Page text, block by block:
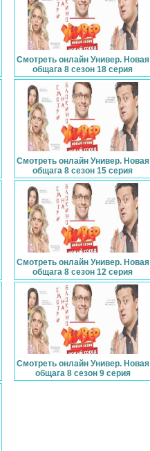
Смотреть онлайн Универ. Новая
общага 8 сезон 18 серия
Смотреть онлайн Универ. Новая
общага 8 сезон 15 серия
Смотреть онлайн Универ. Новая
общага 8 сезон 12 серия
Смотреть онлайн Универ. Новая
общага 8 сезон 9 серия